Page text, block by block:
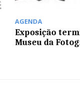
AGENDA
Exposição
Museu da